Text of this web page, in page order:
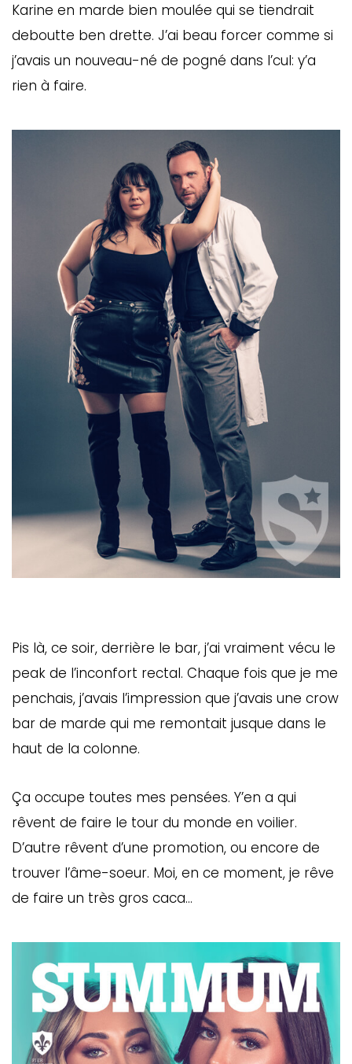
Karine en marde bien moulée qui se tiendrait
deboutte ben drette. J’ai beau forcer comme si
j’avais un nouveau-né de pogné dans l’cul: y’a
rien à faire.
Pis là, ce soir, derrière le bar, j’ai vraiment vécu le
peak de l’inconfort rectal. Chaque fois que je me
penchais, j’avais l’impression que j’avais une crow
bar de marde qui me remontait jusque dans le
haut de la colonne.
Ça occupe toutes mes pensées. Y’en a qui
rêvent de faire le tour du monde en voilier.
D’autre rêvent d’une promotion, ou encore de
trouver l’âme-soeur. Moi, en ce moment, je rêve
de faire un très gros caca…